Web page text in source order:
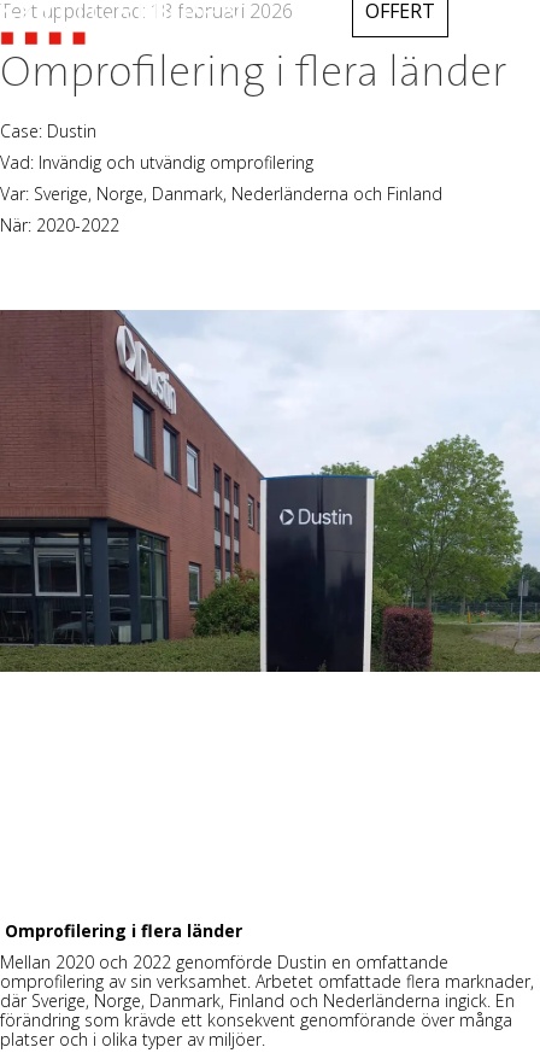
OFFERT
Text uppdaterad: 18 februari 2026
Omprofilering i flera länder
Case: Dustin
Vad: Invändig och utvändig omprofilering
Var: Sverige, Norge, Danmark, Nederländerna och Finland
När: 2020-2022
Omprofilering i flera länder
Mellan 2020 och 2022 genomförde Dustin en omfattande
omprofilering av sin verksamhet. Arbetet omfattade flera marknader,
där Sverige, Norge, Danmark, Finland och Nederländerna ingick. En
förändring som krävde ett konsekvent genomförande över många
platser och i olika typer av miljöer.